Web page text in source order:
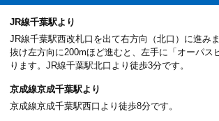
JR線千葉駅より
JR線千葉駅西改札口を出て右方向（北口）に進み
抜け左方向に200mほど進むと、左手に「オーパス
ります。JR線千葉駅北口より徒歩3分です。
京成線京成千葉駅より
京成線京成千葉駅西口より徒歩8分です。